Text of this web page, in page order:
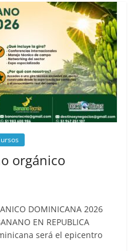
orgánico
DOMINICANA 2026
EN REPUBLICA
será el epicentro